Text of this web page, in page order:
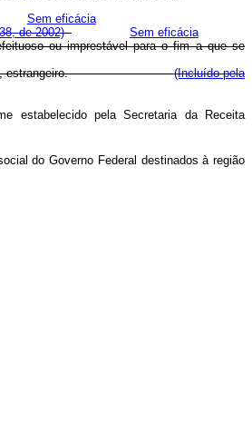
Sem eficácia
de 2002)
Sem eficácia
ou imprestável para o fim a que se
seu integrante, estrangeiro.(Incluído pela
estabelecido pela Secretaria da Receita
do Governo Federal destinados à região